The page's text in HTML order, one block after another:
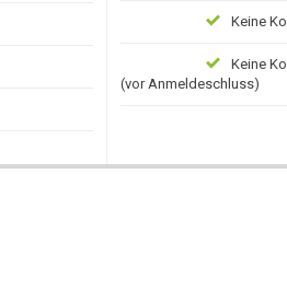
Keine
Keine
(vor Anmeldeschluss)